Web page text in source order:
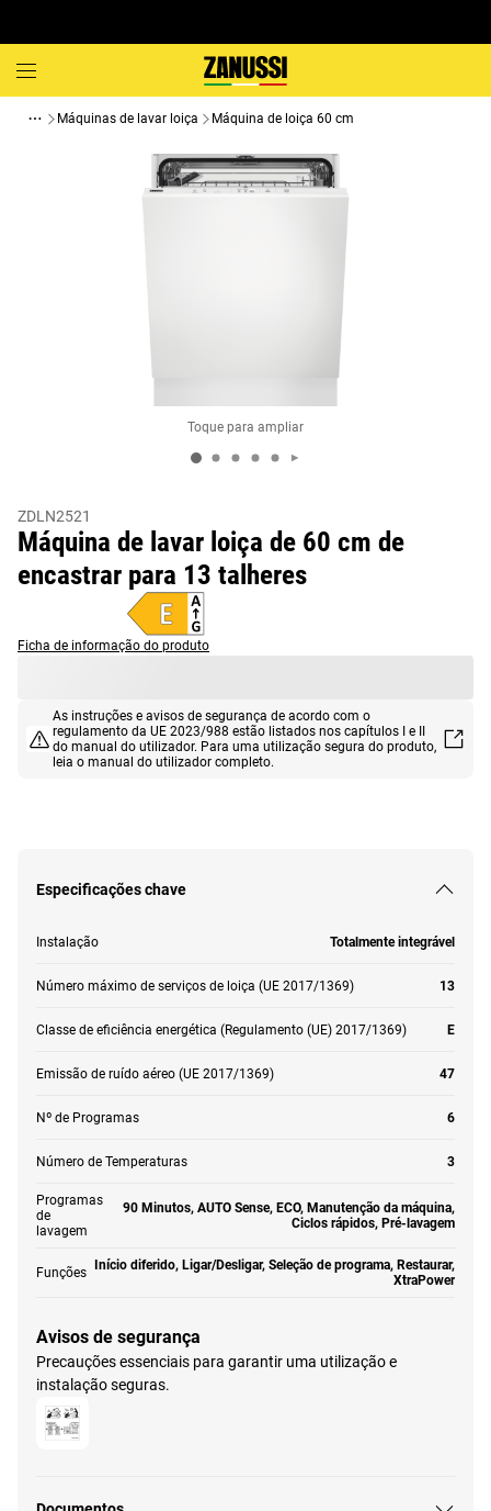
Máquinas de lavar loiça Máquina de loiça 60 cm
Toque para ampliar
ZDLN2521
Máquina de lavar loiça de 60 cm de
encastrar para 13 talheres
Ficha de informação do produto
As instruções e avisos de segurança de acordo com o
regulamento da UE 2023/988 estão listados nos capítulos I e II
do manual do utilizador. Para uma utilização segura do produto,
leia o manual do utilizador completo.
Especificações chave
Instalação Totalmente integrável
Número máximo de serviços de loiça (UE 2017/1369) 13
Classe de eficiência energética (Regulamento (UE) 2017/1369) E
Emissão de ruído aéreo (UE 2017/1369) 47
Nº de Programas 6
Número de Temperaturas 3
Programas
de
lavagem
90 Minutos, AUTO Sense, ECO, Manutenção da máquina,
Ciclos rápidos, Pré-lavagem
Funções
Início diferido, Ligar/Desligar, Seleção de programa, Restaurar,
XtraPower
Avisos de segurança
Precauções essenciais para garantir uma utilização e
instalação seguras.